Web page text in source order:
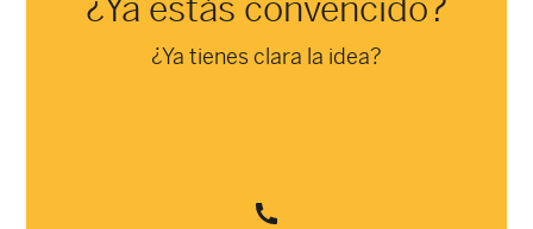
¿Ya tienes clara la idea?